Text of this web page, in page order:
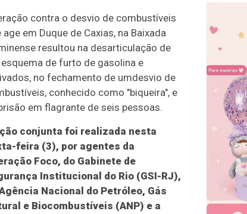
contra o desvio de combustíveis
age em Duque de Caxias, na Baixada
resultou na desarticulação de
de furto de gasolina e
no fechamento de umdesvio de
conhecido como "biqueira", e
em flagrante de seis pessoas.
conjunta foi realizada nesta
feira (3), por agentes da
Foco, do Gabinete de
Institucional do Rio (GSI-RJ),
Nacional do Petróleo, Gás
e Biocombustíveis (ANP) e a